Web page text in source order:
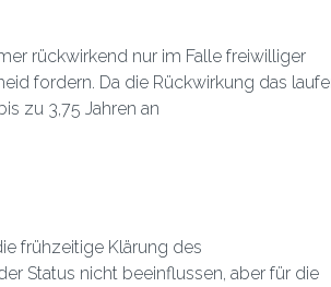
rückwirkend nur im Falle freiwilliger
fordern. Da die Rückwirkung das
zu 3,75 Jahren an
frühzeitige Klärung des
Status nicht beeinflussen, aber für die